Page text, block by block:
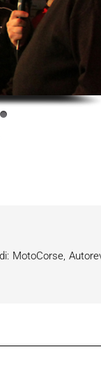
MotoCorse,